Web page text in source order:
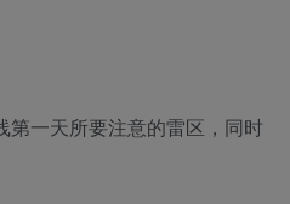
一天所要注意的雷区，同时